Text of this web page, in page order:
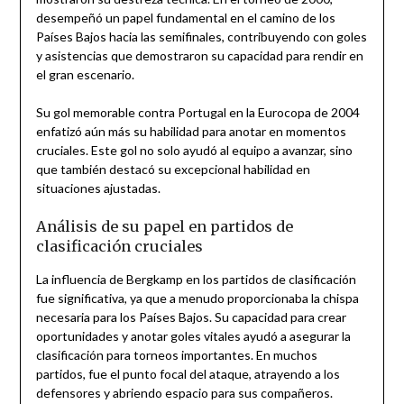
desempeñó un papel fundamental en el camino de los
Países Bajos hacia las semifinales, contribuyendo con goles
y asistencias que demostraron su capacidad para rendir en
el gran escenario.
Su gol memorable contra Portugal en la Eurocopa de 2004
enfatizó aún más su habilidad para anotar en momentos
cruciales. Este gol no solo ayudó al equipo a avanzar, sino
que también destacó su excepcional habilidad en
situaciones ajustadas.
Análisis de su papel en partidos de
clasificación cruciales
La influencia de Bergkamp en los partidos de clasificación
fue significativa, ya que a menudo proporcionaba la chispa
necesaria para los Países Bajos. Su capacidad para crear
oportunidades y anotar goles vitales ayudó a asegurar la
clasificación para torneos importantes. En muchos
partidos, fue el punto focal del ataque, atrayendo a los
defensores y abriendo espacio para sus compañeros.